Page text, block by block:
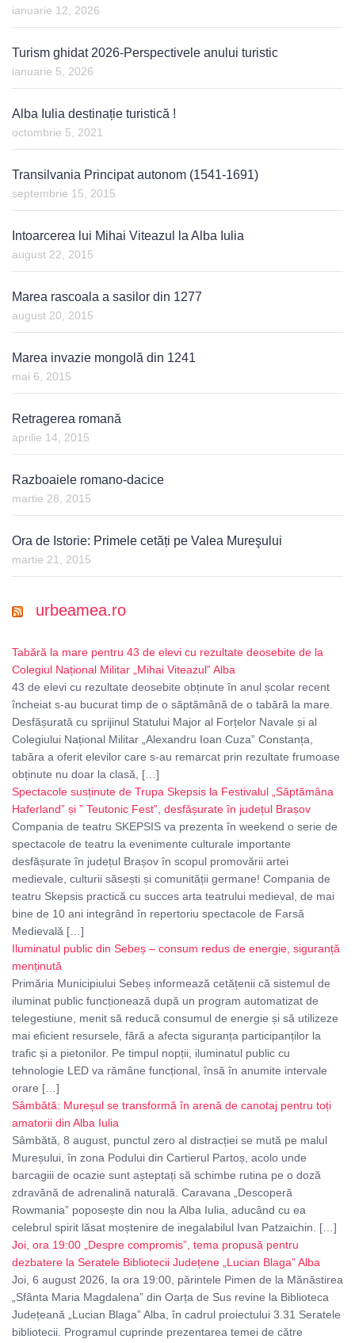
ianuarie 12, 2026
Turism ghidat 2026-Perspectivele anului turistic
ianuarie 5, 2026
Alba Iulia destinație turistică !
octombrie 5, 2021
Transilvania Principat autonom (1541-1691)
septembrie 15, 2015
Intoarcerea lui Mihai Viteazul la Alba Iulia
august 22, 2015
Marea rascoala a sasilor din 1277
august 20, 2015
Marea invazie mongolă din 1241
mai 6, 2015
Retragerea romană
aprilie 14, 2015
Razboaiele romano-dacice
martie 28, 2015
Ora de Istorie: Primele cetăți pe Valea Mureşului
martie 21, 2015
urbeamea.ro
Tabără la mare pentru 43 de elevi cu rezultate deosebite de la
Colegiul Național Militar „Mihai Viteazul” Alba
43 de elevi cu rezultate deosebite obținute în anul școlar recent
încheiat s-au bucurat timp de o săptămână de o tabără la mare.
Desfășurată cu sprijinul Statului Major al Forțelor Navale și al
Colegiului Național Militar „Alexandru Ioan Cuza” Constanța,
tabăra a oferit elevilor care s-au remarcat prin rezultate frumoase
obținute nu doar la clasă, […]
Spectacole susținute de Trupa Skepsis la Festivalul „Săptămâna
Haferland” și ” Teutonic Fest”, desfășurate în județul Brașov
Compania de teatru SKEPSIS va prezenta în weekend o serie de
spectacole de teatru la evenimente culturale importante
desfășurate în județul Brașov în scopul promovării artei
medievale, culturii săsești și comunității germane! Compania de
teatru Skepsis practică cu succes arta teatrului medieval, de mai
bine de 10 ani integrând în repertoriu spectacole de Farsă
Medievală […]
Iluminatul public din Sebeș – consum redus de energie, siguranță
menținută
Primăria Municipiului Sebeș informează cetățenii că sistemul de
iluminat public funcționează după un program automatizat de
telegestiune, menit să reducă consumul de energie și să utilizeze
mai eficient resursele, fără a afecta siguranța participanților la
trafic și a pietonilor. Pe timpul nopții, iluminatul public cu
tehnologie LED va rămâne funcțional, însă în anumite intervale
orare […]
Sâmbătă: Mureșul se transformă în arenă de canotaj pentru toți
amatorii din Alba Iulia
Sâmbătă, 8 august, punctul zero al distracției se mută pe malul
Mureșului, în zona Podului din Cartierul Partoș, acolo unde
barcagiii de ocazie sunt așteptați să schimbe rutina pe o doză
zdravănă de adrenalină naturală. Caravana „Descoperă
Rowmania” poposește din nou la Alba Iulia, aducând cu ea
celebrul spirit lăsat moștenire de inegalabilul Ivan Patzaichin. […]
Joi, ora 19:00 „Despre compromis”, tema propusă pentru
dezbatere la Seratele Bibliotecii Județene „Lucian Blaga” Alba
Joi, 6 august 2026, la ora 19:00, părintele Pimen de la Mănăstirea
„Sfânta Maria Magdalena” din Oarța de Sus revine la Biblioteca
Județeană „Lucian Blaga” Alba, în cadrul proiectului 3.31 Seratele
bibliotecii. Programul cuprinde prezentarea temei de către